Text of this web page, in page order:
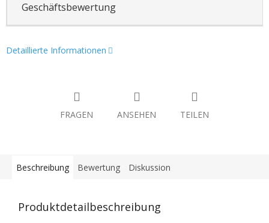
Geschäftsbewertung
Detaillierte Informationen
FRAGEN ANSEHEN TEILEN
Beschreibung Bewertung Diskussion
Produktdetailbeschreibung